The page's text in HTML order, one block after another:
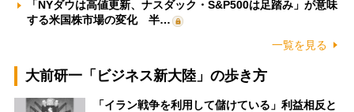
「NYダウは高値更新、ナスダック・S&P500は足踏み」が意味
する米国株市場の変化 半…
一覧を見る
大前研一「ビジネス新大陸」の歩き方
「イラン戦争を利用して儲けている」利益相反と